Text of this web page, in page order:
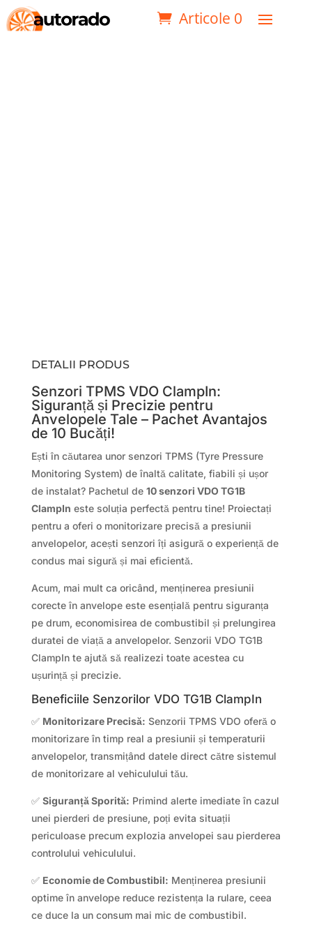
Articole 0
DETALII PRODUS
Senzori TPMS VDO ClampIn:
Siguranță și Precizie pentru
Anvelopele Tale – Pachet Avantajos
de 10 Bucăți!
Ești în căutarea unor senzori TPMS (Tyre Pressure
Monitoring System) de înaltă calitate, fiabili și ușor
de instalat? Pachetul de 10 senzori VDO TG1B
ClampIn este soluția perfectă pentru tine! Proiectați
pentru a oferi o monitorizare precisă a presiunii
anvelopelor, acești senzori îți asigură o experiență de
condus mai sigură și mai eficientă.
Acum, mai mult ca oricând, menținerea presiunii
corecte în anvelope este esențială pentru siguranța
pe drum, economisirea de combustibil și prelungirea
duratei de viață a anvelopelor. Senzorii VDO TG1B
ClampIn te ajută să realizezi toate acestea cu
ușurință și precizie.
Beneficiile Senzorilor VDO TG1B ClampIn
✅ Monitorizare Precisă: Senzorii TPMS VDO oferă o
monitorizare în timp real a presiunii și temperaturii
anvelopelor, transmițând datele direct către sistemul
de monitorizare al vehiculului tău.
✅ Siguranță Sporită: Primind alerte imediate în cazul
unei pierderi de presiune, poți evita situații
periculoase precum explozia anvelopei sau pierderea
controlului vehiculului.
✅ Economie de Combustibil: Menținerea presiunii
optime în anvelope reduce rezistența la rulare, ceea
ce duce la un consum mai mic de combustibil.